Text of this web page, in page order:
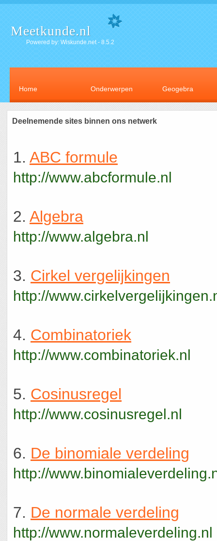
Meetkunde.nl
Powered by: Wiskunde.net - 8.5.2
Home Onderwerpen Geogebra
Deelnemende sites binnen ons netwerk
1. ABC formule
http://www.abcformule.nl
2. Algebra
http://www.algebra.nl
3. Cirkel vergelijkingen
http://
4. Combinatoriek
http://www.combinatoriek.nl
5. Cosinusregel
http://www.cosinusregel.nl
6. De binomiale verdeling
http://
7. De normale verdeling
http://www.normaleverdeling.nl